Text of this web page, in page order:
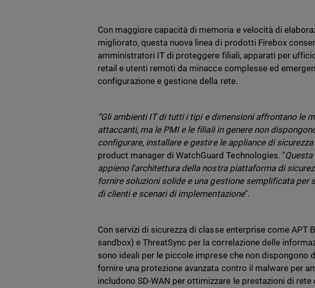
Con maggiore capacità di memoria e velocità di
migliorato, questa nuova linea di prodotti Firebox
amministratori IT di proteggere filiali, apparati per
retail e utenti remoti da minacce complesse ed
configurazione e gestione della rete.
“Gli ambienti IT di tutti i tipi e dimensioni affrontano le
attaccanti, ma le PMI e le filiali in genere non
configurare, installare e gestire le appliance di
product manager di WatchGuard Technologies. "Questa
appieno l'architettura della nostra piattaforma di
fornire soluzioni solide e una gestione semplificata per
di clienti e scenari di implementazione".
Con servizi di sicurezza di classe enterprise come APT
sandbox) e ThreatSync per la correlazione delle
sono ideali per le piccole imprese che non dispongono
fornire una protezione avanzata contro il malware per
includono SD-WAN per ottimizzare le prestazioni di